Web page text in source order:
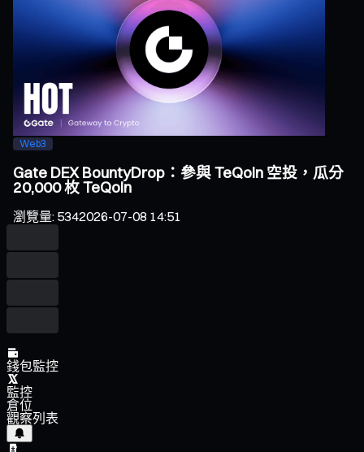
Web3
Gate DEX BountyDrop：參與 TeQoin 空投，瓜分
20,000 枚 TeQoin
瀏覽量: 5342026-07-08 14:51
錢包監控
監控
倉位
觀察列表